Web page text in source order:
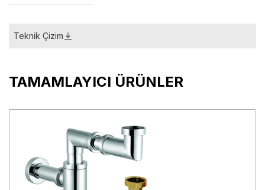
Teknik Çizim
TAMAMLAYICI ÜRÜNLER